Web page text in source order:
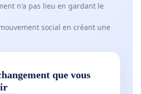
n'a pas lieu en gardant le
social en créant une
que vous